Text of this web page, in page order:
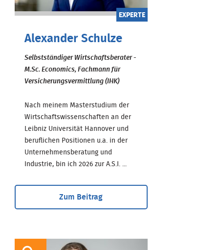
EXPERTE
Alexander Schulze
Selbstständiger Wirtschaftsberater -
M.Sc. Economics, Fachmann für
Versicherungsvermittlung (IHK)
Nach meinem Masterstudium der
Wirtschaftswissenschaften an der
Leibniz Universität Hannover und
beruflichen Positionen u.a. in der
Unternehmensberatung und
Industrie, bin ich 2026 zur A.S.I. ...
Zum Beitrag